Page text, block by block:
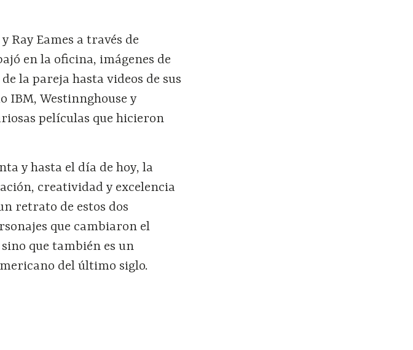
Ray Eames a través de
en la oficina, imágenes de
la pareja hasta videos de sus
IBM, Westinnghouse y
películas que hicieron
y hasta el día de hoy, la
creatividad y excelencia
retrato de estos dos
que cambiaron el
que también es un
del último siglo.